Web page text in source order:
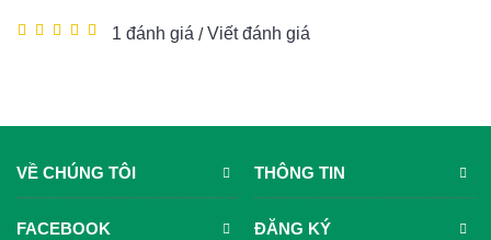
1 đánh giá /Viết đánh giá
VỀ CHÚNG TÔI THÔNG TIN
FACEBOOK ĐĂNG KÝ